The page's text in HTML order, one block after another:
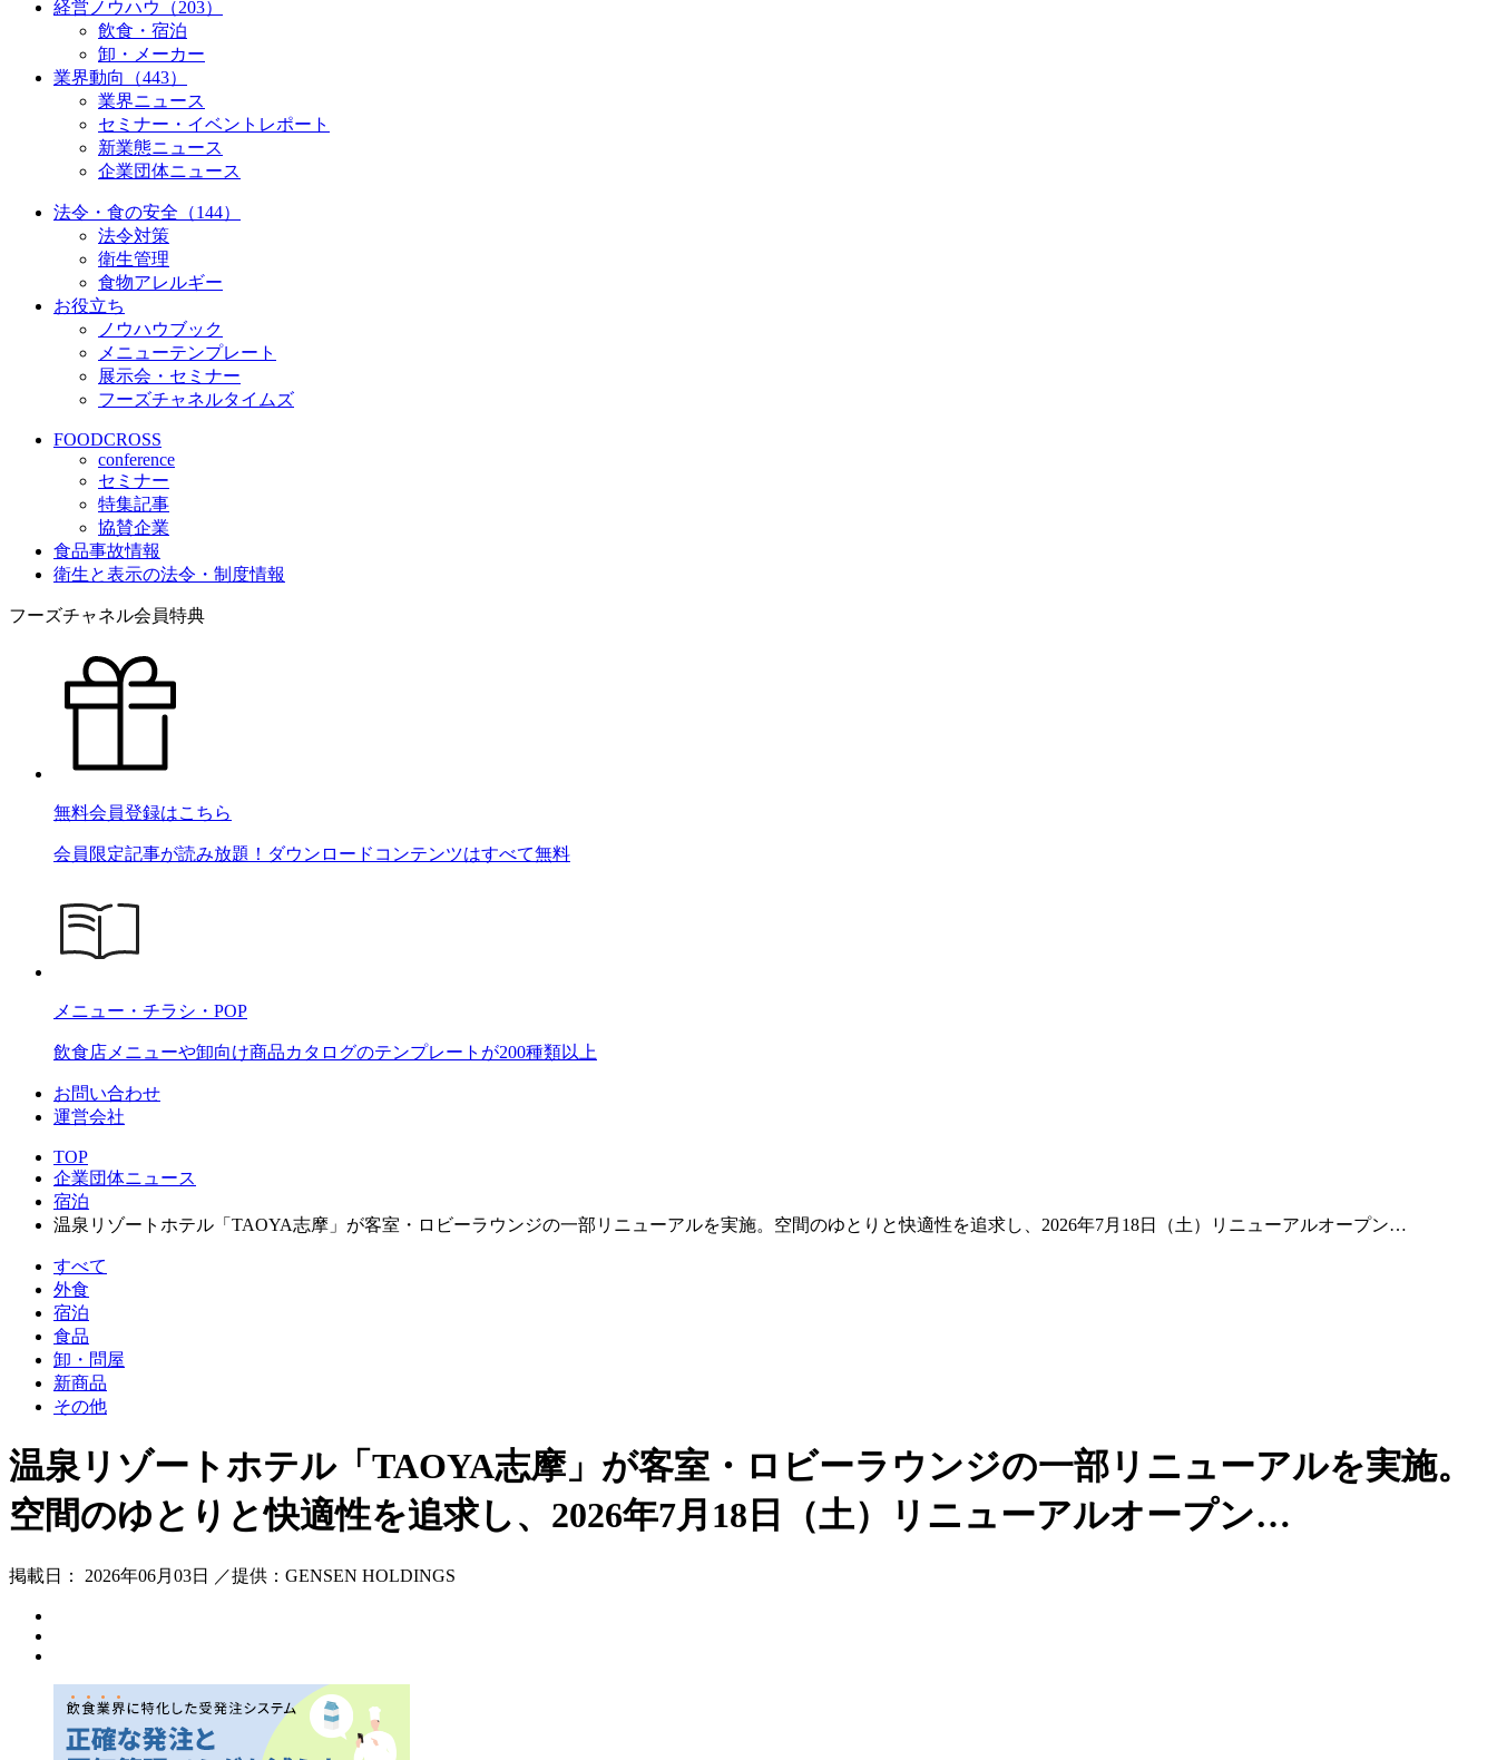
経営ノウハウ（203）
飲食・宿泊
卸・メーカー
業界動向（443）
業界ニュース
セミナー・イベントレポート
新業態ニュース
企業団体ニュース
法令・食の安全（144）
法令対策
衛生管理
食物アレルギー
お役立ち
ノウハウブック
メニューテンプレート
展示会・セミナー
フーズチャネルタイムズ
FOODCROSS
conference
セミナー
特集記事
協賛企業
食品事故情報
衛生と表示の法令・制度情報
フーズチャネル会員特典
無料会員登録はこちら
会員限定記事が読み放題！ダウンロードコンテンツはすべて無料
メニュー・チラシ・POP
飲食店メニューや卸向け商品カタログのテンプレートが200種類以上
お問い合わせ
運営会社
TOP
企業団体ニュース
宿泊
温泉リゾートホテル「TAOYA志摩」が客室・ロビーラウンジの一部リニューアルを実施。空間のゆとりと快適性を追求し、2026年7月18日（土）リニューアルオープン…
すべて
外食
宿泊
食品
卸・問屋
新商品
その他
温泉リゾートホテル「TAOYA志摩」が客室・ロビーラウンジの一部リニューアルを実施。
空間のゆとりと快適性を追求し、2026年7月18日（土）リニューアルオープン…
掲載日： 2026年06月03日 ／提供：GENSEN HOLDINGS